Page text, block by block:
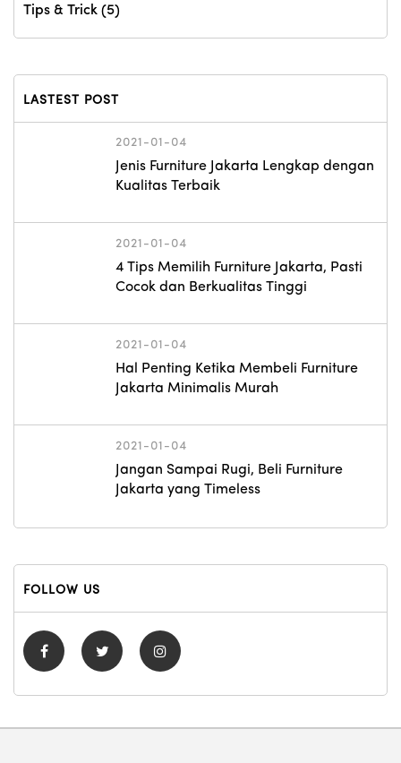
Tips & Trick (5)
LASTEST POST
2021-01-04
Jenis Furniture Jakarta Lengkap dengan
Kualitas Terbaik
2021-01-04
4 Tips Memilih Furniture Jakarta, Pasti
Cocok dan Berkualitas Tinggi
2021-01-04
Hal Penting Ketika Membeli Furniture
Jakarta Minimalis Murah
2021-01-04
Jangan Sampai Rugi, Beli Furniture
Jakarta yang Timeless
FOLLOW US